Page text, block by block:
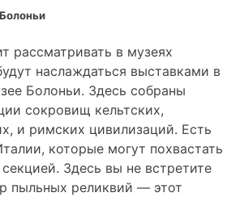
рассматривать в музеях
наслаждаться выставками в
Болоньи. Здесь собраны
сокровищ кельтских,
и римских цивилизаций. Есть
которые могут похвастать
Здесь вы не встретите
пыльных реликвий — этот